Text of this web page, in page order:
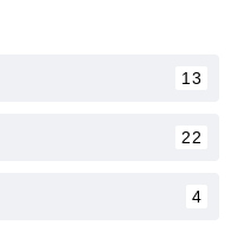
13
22
4